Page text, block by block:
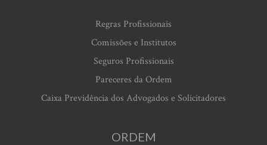
Regras Profissionais
Comissões e Institutos
Seguros Profissionais
Pareceres da Ordem
Caixa Previdência dos Advogados e Solicitadores
ORDEM